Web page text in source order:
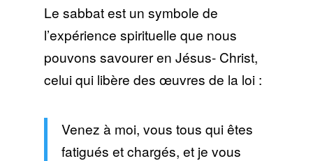
Le sabbat est un symbole de
l’expérience spirituelle que nous
pouvons savourer en Jésus- Christ,
celui qui libère des œuvres de la loi :
Venez à moi, vous tous qui êtes
fatigués et chargés, et je vous